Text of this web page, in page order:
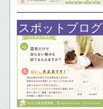
スポットブログ